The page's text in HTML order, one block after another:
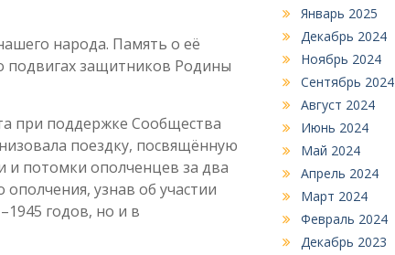
народа. Память о её
подвигах защитников Родины
при поддержке Сообщества
поездку, посвящённую
и потомки ополченцев за два
узнав об участии
годов, но и в
Январь 2025
Декабрь 2024
Ноябрь 2024
Сентябрь 2024
Август 2024
Июнь 2024
Май 2024
Апрель 2024
Март 2024
Февраль 2024
Декабрь 2023